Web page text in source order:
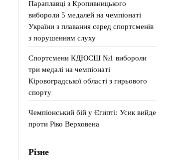
Параплавці з Кропивницького
вибороли 5 медалей на чемпіонаті
України з плавання серед спортсменів
з порушенням слуху
Спортсмени КДЮСШ №1 вибороли
три медалі на чемпіонаті
Кіровоградської області з гирьового
спорту
Чемпіонський бій у Єгипті: Усик вийде
проти Ріко Верховена
Різне